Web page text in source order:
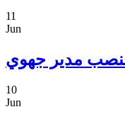
11
Jun
مدير جهوي
10
Jun